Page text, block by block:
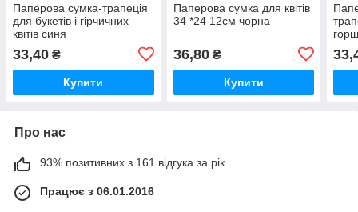
Паперова сумка-трапеція
для букетів і гірчичних
квітів синя
33,40 ₴
Купити
Паперова сумка для квітів
34 *24 12см чорна
36,80₴
Купити
Про нас
93% позитивних з 161 відгука за рік
Працює з 06.01.2016